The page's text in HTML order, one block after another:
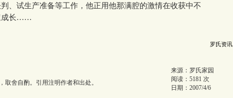
、试生产准备等工作，他正用他那满腔的激情在收获中不
成长……
罗氏资讯
舍自酌。引用注明作者和出处。
来源： 罗氏家园
阅读： 5181 次
日期： 2007/4/6